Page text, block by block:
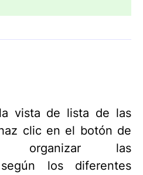
vista de lista de las
clic en el botón de
organizar las
según los diferentes